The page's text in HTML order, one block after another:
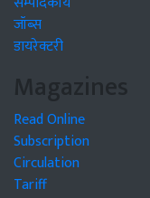
जॉब्स
डायरेक्टरी
Magazines
Read Online
Subscription
Circulation
Tariff